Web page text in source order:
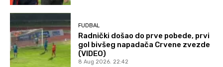
FUDBAL
Radnički došao do prve pobede, prvi
gol bivšeg napadača Crvene zvezde
(VIDEO)
8 Aug 2026. 22:42